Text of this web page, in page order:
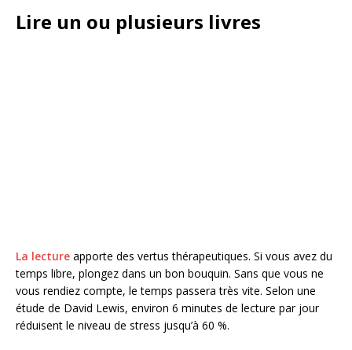
Lire un ou plusieurs livres
La lecture apporte des vertus thérapeutiques. Si vous avez du
temps libre, plongez dans un bon bouquin. Sans que vous ne
vous rendiez compte, le temps passera très vite. Selon une
étude de David Lewis, environ 6 minutes de lecture par jour
réduisent le niveau de stress jusqu’à 60 %.